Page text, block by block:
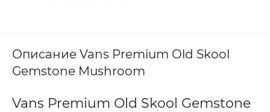
Описание Vans Premium Old Skool
Gemstone Mushroom
Vans Premium Old Skool Gemstone